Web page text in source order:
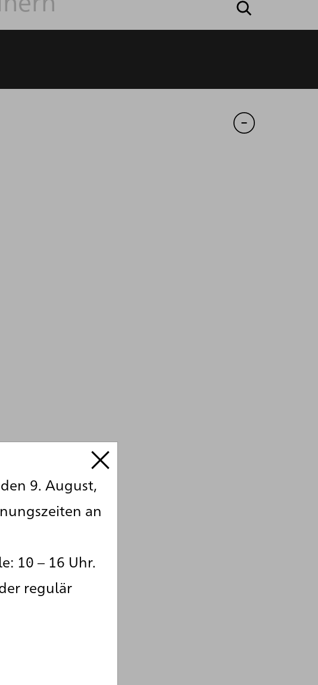
9. August,
an
10 – 16 Uhr.
regulär